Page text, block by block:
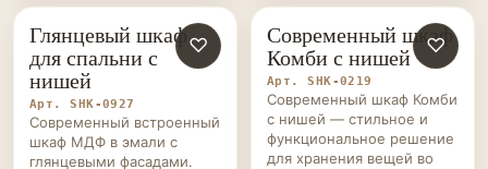
ШКАФЫ НА ЗАКАЗ ♡
Глянцевый шкаф
для спальни с
нишей
Арт. SHK-0927
Современный встроенный
шкаф МДФ в эмали с
глянцевыми фасадами.
ШКАФЫ НА ЗАКАЗ ♡
Современный шкаф
Комби с нишей
Арт. SHK-0219
Современный шкаф Комби
с нишей — стильное и
функциональное решение
для хранения вещей во